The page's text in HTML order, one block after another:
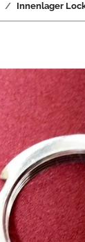
Innenlager